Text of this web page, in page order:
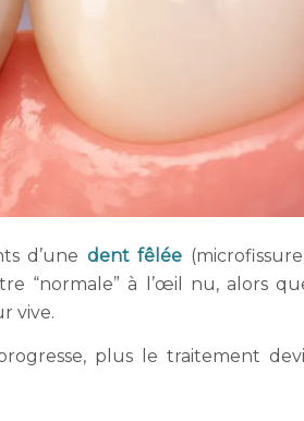
d’une dent fêlée
“normale” à l’œil nu, alors
vive.
plus le traitement